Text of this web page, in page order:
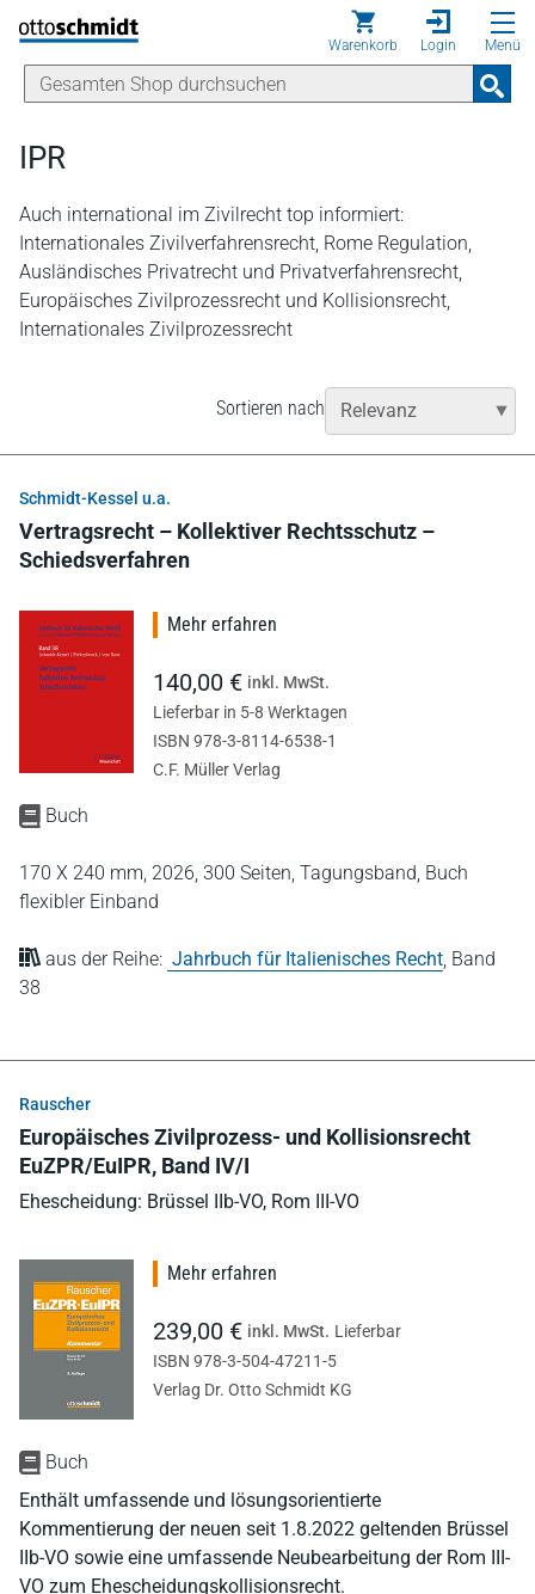
Direkt zum Inhalt
Warenkorb Login Menü
IPR
Auch international im Zivilrecht top informiert:
Internationales Zivilverfahrensrecht, Rome Regulation,
Ausländisches Privatrecht und Privatverfahrensrecht,
Europäisches Zivilprozessrecht und Kollisionsrecht,
Internationales Zivilprozessrecht
Sortieren nach
Schmidt-Kessel u.a.
Vertragsrecht – Kollektiver Rechtsschutz –
Schiedsverfahren
Buch
170 X 240 mm, 2026, 300 Seiten, Tagungsband, Buch
flexibler Einband
aus der Reihe: Jahrbuch für Italienisches Recht, Band
38
Mehr erfahren
140,00 € inkl. MwSt.
Lieferbar in 5-8 Werktagen
ISBN 978-3-8114-6538-1
C.F. Müller Verlag
Rauscher
Europäisches Zivilprozess- und Kollisionsrecht
EuZPR/EuIPR, Band IV/I
Ehescheidung: Brüssel IIb-VO, Rom III-VO
Buch
Enthält umfassende und lösungsorientierte
Kommentierung der neuen seit 1.8.2022 geltenden Brüssel
IIb-VO sowie eine umfassende Neubearbeitung der Rom III-
VO zum Ehescheidungskollisionsrecht.
Mehr erfahren
239,00 € inkl. MwSt. Lieferbar
ISBN 978-3-504-47211-5
Verlag Dr. Otto Schmidt KG